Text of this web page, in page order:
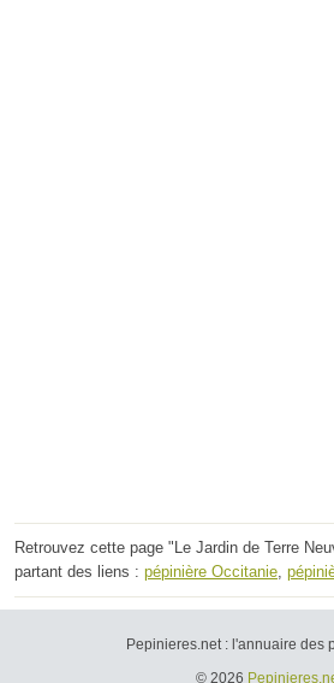
Retrouvez cette page "Le Jardin de Terre
partant des liens : pépinière Occitanie,
Pepinieres.net : l'annuaire des
© 2026